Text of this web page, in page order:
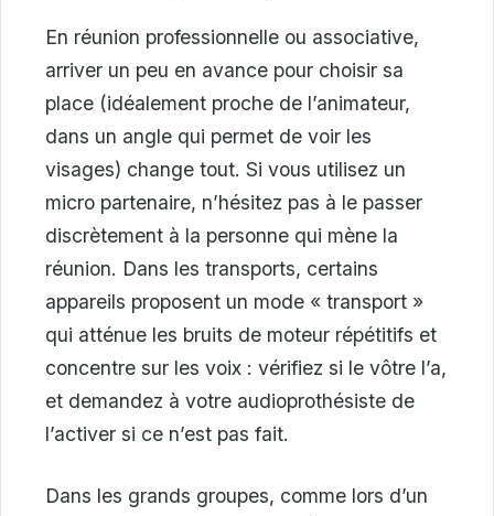
En réunion professionnelle ou associative,
arriver un peu en avance pour choisir sa
place (idéalement proche de l’animateur,
dans un angle qui permet de voir les
visages) change tout. Si vous utilisez un
micro partenaire, n’hésitez pas à le passer
discrètement à la personne qui mène la
réunion. Dans les transports, certains
appareils proposent un mode « transport »
qui atténue les bruits de moteur répétitifs et
concentre sur les voix : vérifiez si le vôtre l’a,
et demandez à votre audioprothésiste de
l’activer si ce n’est pas fait.
Dans les grands groupes, comme lors d’un